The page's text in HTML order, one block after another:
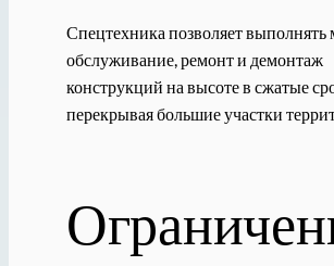
Спецтехника позволяет выполнять
обслуживание, ремонт и демонтаж
конструкций на высоте в сжатые
перекрывая большие участки